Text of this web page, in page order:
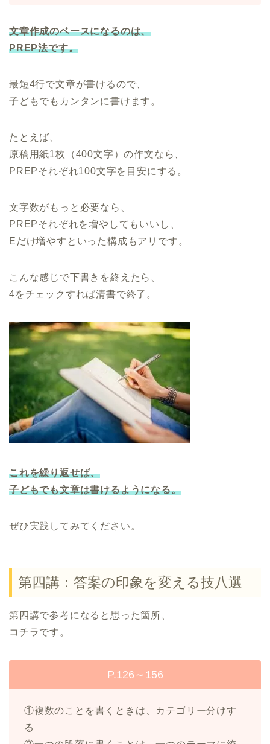
文章作成のベースになるのは、
PREP法です。
最短4行で文章が書けるので、
子どもでもカンタンに書けます。
たとえば、
原稿用紙1枚（400文字）の作文なら、
PREPそれぞれ100文字を目安にする。
文字数がもっと必要なら、
PREPそれぞれを増やしてもいいし、
Eだけ増やすといった構成もアリです。
こんな感じで下書きを終えたら、
4をチェックすれば清書で終了。
これを繰り返せば、
子どもでも文章は書けるようになる。
ぜひ実践してみてください。
第四講：答案の印象を変える技八選
第四講で参考になると思った箇所、
コチラです。
P.126～156
①複数のことを書くときは、カテゴリー分けす
る